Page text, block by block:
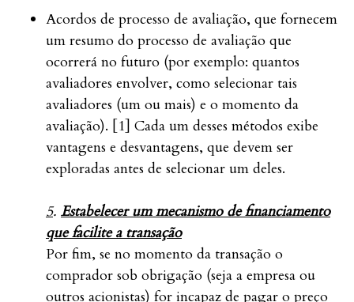
Acordos de processo de avaliação, que fornecem
um resumo do processo de avaliação que
ocorrerá no futuro (por exemplo: quantos
avaliadores envolver, como selecionar tais
avaliadores (um ou mais) e o momento da
avaliação). [1] Cada um desses métodos exibe
vantagens e desvantagens, que devem ser
exploradas antes de selecionar um deles.
5. Estabelecer um mecanismo de financiamento
que facilite a transação
Por fim, se no momento da transação o
comprador sob obrigação (seja a empresa ou
outros acionistas) for incapaz de pagar o preço